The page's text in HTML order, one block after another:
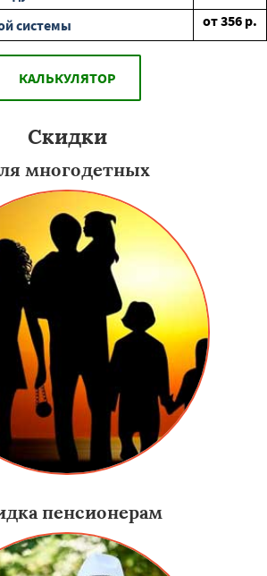
системы
от356 р.
КАЛЬКУЛЯТОР
Скидки
многодетных
пенсионерам